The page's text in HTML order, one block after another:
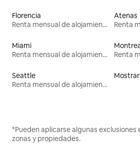
Florencia
Renta mensual de alojamientos
Atenas
Miami
Renta mensual de alojamientos
Seattle
Renta mensual de alojamientos
*Pueden aplicarse algunas
zonas y propiedades.